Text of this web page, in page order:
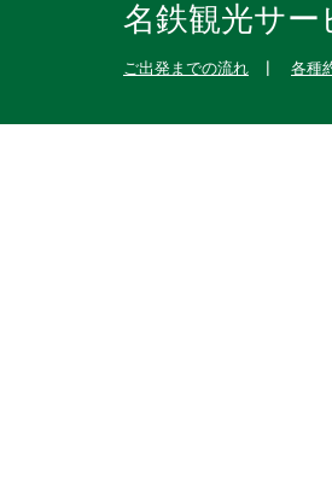
名鉄観光サー
ご出発までの流れ 各種